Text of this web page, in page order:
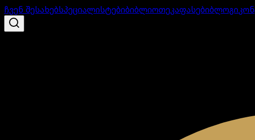
ჩვენ შესახებსპეციალისტებიბიბლიოთეკაფასებიბლოგი